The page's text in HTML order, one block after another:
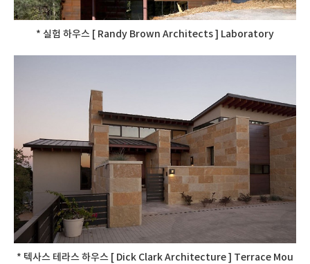
* 실험 하우스 [ Randy Brown Architects ] Laboratory
* 텍사스 테라스 하우스 [ Dick Clark Architecture ] Terrace Mou